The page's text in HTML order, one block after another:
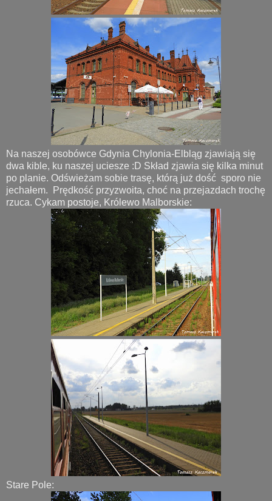
Na naszej osobówce Gdynia Chylonia-Elbląg zjawiają się
dwa kible, ku naszej uciesze :D Skład zjawia się kilka minut
po planie. Odświeżam sobie trasę, którą już dość sporo nie
jechałem. Prędkość przyzwoita, choć na przejazdach trochę
rzuca. Cykam postoje, Królewo Malborskie:
Stare Pole: